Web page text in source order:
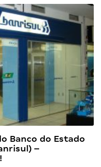
Banco do Estado
–